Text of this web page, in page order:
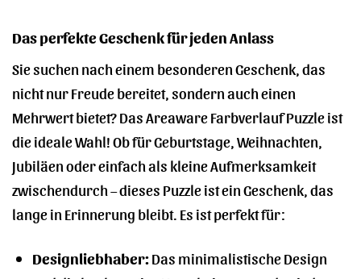
Das perfekte Geschenk für jeden Anlass
Sie suchen nach einem besonderen Geschenk, das
nicht nur Freude bereitet, sondern auch einen
Mehrwert bietet? Das Areaware Farbverlauf Puzzle ist
die ideale Wahl! Ob für Geburtstage, Weihnachten,
Jubiläen oder einfach als kleine Aufmerksamkeit
zwischendurch – dieses Puzzle ist ein Geschenk, das
lange in Erinnerung bleibt. Es ist perfekt für:
Designliebhaber:Das minimalistische Design